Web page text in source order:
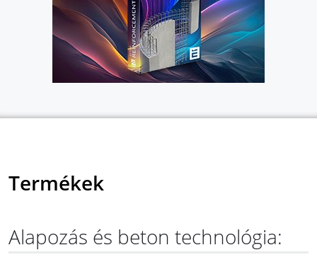
Termékek
Alapozás és beton technológia: